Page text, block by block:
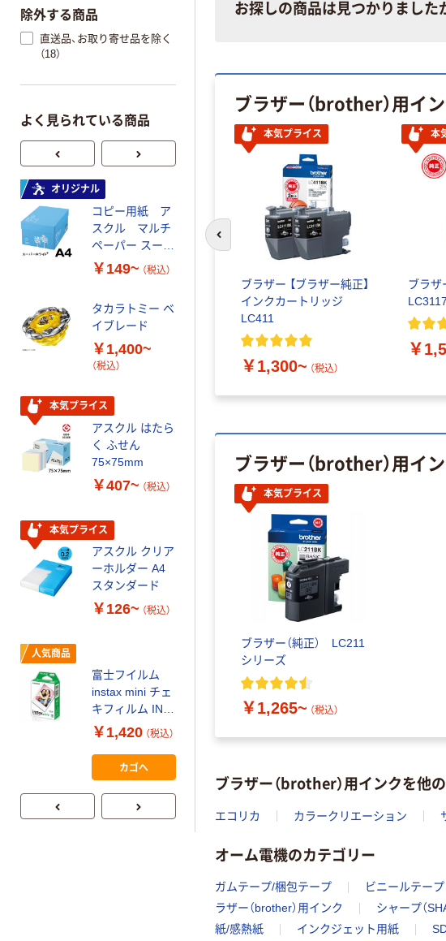
お探しの商品は見つかりました
ブラザー（brother）用イ
トリッジ LC416XL
￥4,840~ （税込）
本気プライス
ブラザー 【ブラザー純正】
インクカートリッジ
LC411
￥1,300~ （税込）
本
ブラザ
￥
前のスライドへ
ブラザー（brother）用イ
本気プライス
ブラザー（純正） LC211
シリーズ
￥1,265~ （税込）
ブラザー（brother）用インクを他
エコリカ カラークリエーション
オーム電機のカテゴリー
ガムテープ/梱包テープ ビニールテープ
ラザー（brother）用インク
シャープ（
紙/感熱紙
インクジェット用紙
除外する商品
直送品、お取り寄せ品を除く
（18）
よく見られている商品
オリジナル
コピー用紙 ア
スクル マルチ
ペーパー スーパ
ーホワイト+
￥149~ （税込）
タカラトミー ベ
イブレード
￥1,400~
（税込）
本気プライス
アスクル はたら
く ふせん
75×75mm
￥407~ （税込）
本気プライス
アスクル クリア
ーホルダー A4
スタンダード
￥126~ （税込）
人気商品
富士フイルム
instax mini チェ
キフィルム INS
MINI JP1 1パッ
ク（10枚入り）
￥1,420 （税込）
カゴへ
ゴミ袋 エコノミ
ータイプ 乳白半
透明 高密度タイ
プ 詰替用 バイ
オマス素材10％
配合
オリジナル
乾電池 単3
電池 北欧パッ
￥140~ （税込）
本気プライス
ティッシュペー
パー ボックス
150組 5箱入 ア
コンパクト ビ
ビッド PEFC認
証
￥328~ （税込）
オリジナル
コピー用紙 マ
ルチペーパー
スーパーエコノ
￥149~ （税込）
本気プライス
【ガムテープ】ア
カラ 厚さ
オリジナ